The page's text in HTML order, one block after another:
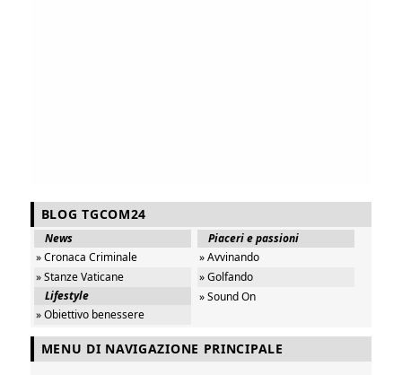
BLOG TGCOM24
News
» Cronaca Criminale
» Stanze Vaticane
Lifestyle
» Obiettivo benessere
Piaceri e passioni
» Avvinando
» Golfando
» Sound On
MENU DI NAVIGAZIONE PRINCIPALE